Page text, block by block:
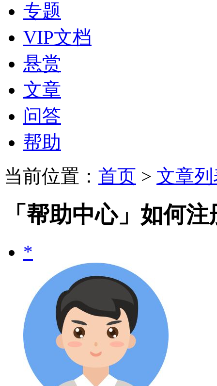
专题
VIP文档
悬赏
文章
问答
帮助
当前位置： 首页 > 文章
「帮助中心」如何
*